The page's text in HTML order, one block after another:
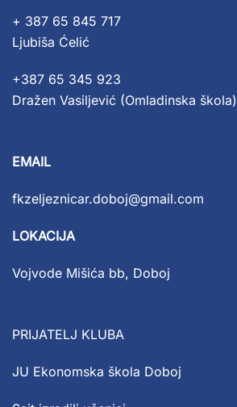
+ 387 65 845 717
Ljubiša Ćelić
+387 65 345 923
Dražen Vasiljević (Omladinska škola)
EMAIL
fkzeljeznicar.doboj@gmail.com
LOKACIJA
Vojvode Mišića bb, Doboj
PRIJATELJ KLUBA
JU Ekonomska škola Doboj